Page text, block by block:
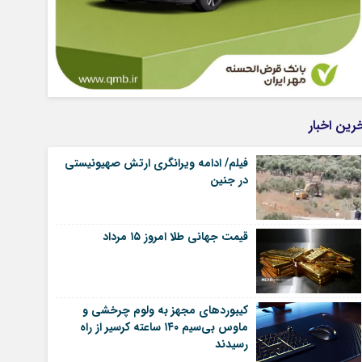
اخبار
فیلم/ ادامه ویرانگری ارتش صهیونیستی
در جنین
قیمت جهانی طلا امروز ۱۵ مرداد
کیبوردهای مجهز به ولوم چرخشی و
ماوس بی‌سیم ۱۴۰ ساعته کرسیر از راه
رسیدند